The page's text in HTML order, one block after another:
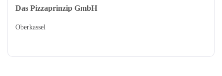
Das Pizzaprinzip GmbH
Oberkassel